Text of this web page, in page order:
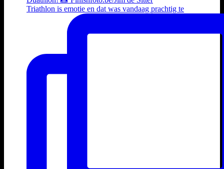
Triathlon is emotie en dat was vandaag prachtig te